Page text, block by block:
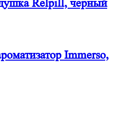
Relpill, черный
Immerso,